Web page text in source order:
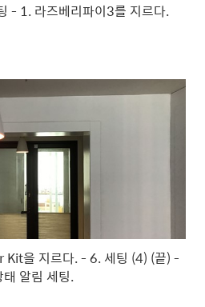
- 1. 라즈베리파이3를 지르다.
을 지르다. - 6. 세팅 (4) (끝) -
알림 세팅.